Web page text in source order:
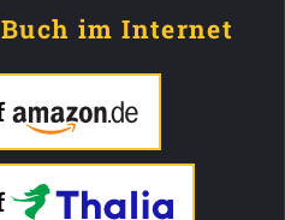
im Internet